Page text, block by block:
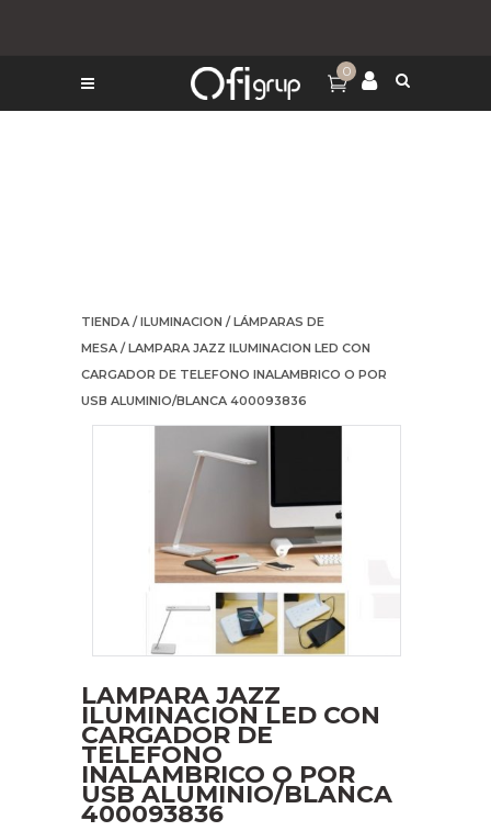
0
TIENDA /ILUMINACION /LÁMPARAS DE
MESA / LAMPARA JAZZ ILUMINACION LED CON
CARGADOR DE TELEFONO INALAMBRICO O POR
USB ALUMINIO/BLANCA 400093836
LAMPARA JAZZ
ILUMINACION LED CON
CARGADOR DE
TELEFONO
INALAMBRICO O POR
USB ALUMINIO/BLANCA
400093836